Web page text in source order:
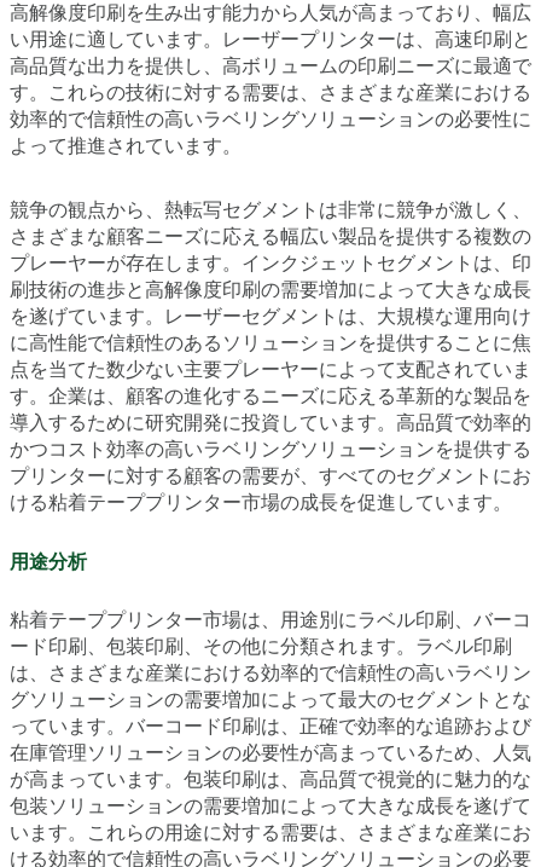
高解像度印刷を生み出す能力から人気が高まっており、幅広
い用途に適しています。レーザープリンターは、高速印刷と
高品質な出力を提供し、高ボリュームの印刷ニーズに最適で
す。これらの技術に対する需要は、さまざまな産業における
効率的で信頼性の高いラベリングソリューションの必要性に
よって推進されています。
競争の観点から、熱転写セグメントは非常に競争が激しく、
さまざまな顧客ニーズに応える幅広い製品を提供する複数の
プレーヤーが存在します。インクジェットセグメントは、印
刷技術の進歩と高解像度印刷の需要増加によって大きな成長
を遂げています。レーザーセグメントは、大規模な運用向け
に高性能で信頼性のあるソリューションを提供することに焦
点を当てた数少ない主要プレーヤーによって支配されていま
す。企業は、顧客の進化するニーズに応える革新的な製品を
導入するために研究開発に投資しています。高品質で効率的
かつコスト効率の高いラベリングソリューションを提供する
プリンターに対する顧客の需要が、すべてのセグメントにお
ける粘着テーププリンター市場の成長を促進しています。
用途分析
粘着テーププリンター市場は、用途別にラベル印刷、バーコ
ード印刷、包装印刷、その他に分類されます。ラベル印刷
は、さまざまな産業における効率的で信頼性の高いラベリン
グソリューションの需要増加によって最大のセグメントとな
っています。バーコード印刷は、正確で効率的な追跡および
在庫管理ソリューションの必要性が高まっているため、人気
が高まっています。包装印刷は、高品質で視覚的に魅力的な
包装ソリューションの需要増加によって大きな成長を遂げて
います。これらの用途に対する需要は、さまざまな産業にお
ける効率的で信頼性の高いラベリングソリューションの必要